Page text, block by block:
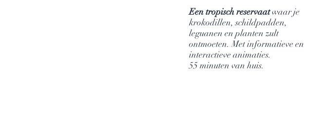
Een tropisch reservaatwaar je
krokodillen, schildpadden,
leguanen en planten zult
ontmoeten. Met informatieve en
interactieve animaties.
55 minuten van huis.